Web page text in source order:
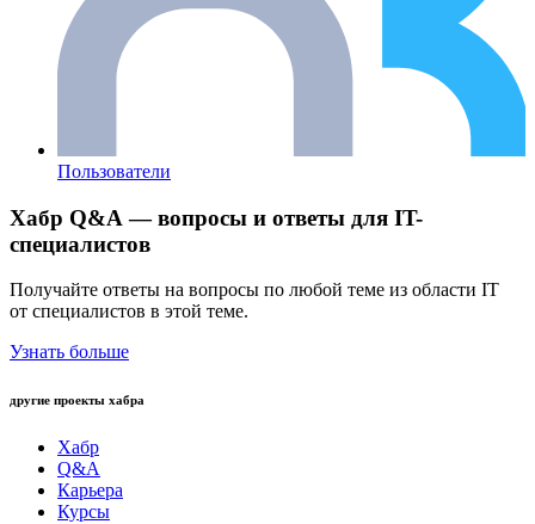
Пользователи
Хабр Q&A — вопросы и ответы для IT-
специалистов
Получайте ответы на вопросы по любой теме из области IT
от специалистов в этой теме.
Узнать больше
другие проекты хабра
Хабр
Q&A
Карьера
Курсы